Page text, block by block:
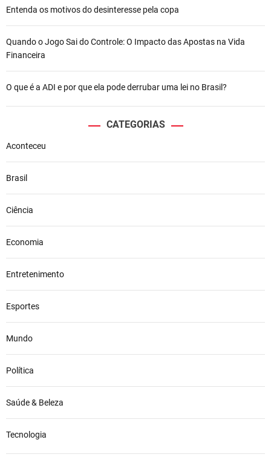
Entenda os motivos do desinteresse pela copa
Quando o Jogo Sai do Controle: O Impacto das Apostas na Vida
Financeira
O que é a ADI e por que ela pode derrubar uma lei no Brasil?
CATEGORIAS
Aconteceu
Brasil
Ciência
Economia
Entretenimento
Esportes
Mundo
Política
Saúde & Beleza
Tecnologia